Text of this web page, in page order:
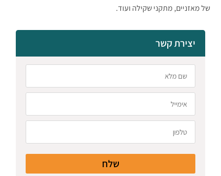
של מאזניים, מתקני שקילה ועוד.
יצירת קשר
שלח